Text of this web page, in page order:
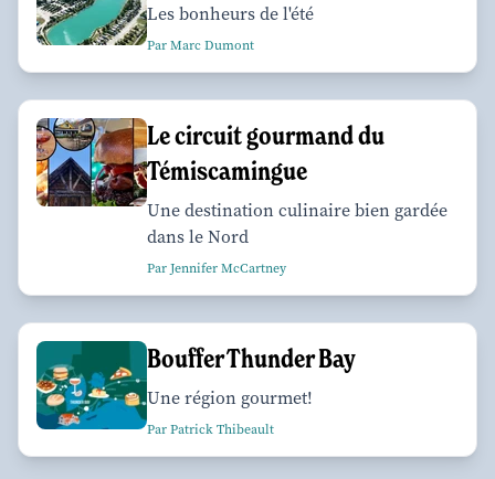
Les bonheurs de l'été
Par Marc Dumont
Le circuit gourmand du
Témiscamingue
Une destination culinaire bien gardée
dans le Nord
Par Jennifer McCartney
Bouffer Thunder Bay
Une région gourmet!
Par Patrick Thibeault